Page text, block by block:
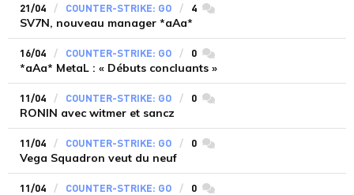
21/04 COUNTER-STRIKE: GO 4 commentaires
SV7N, nouveau manager *aAa*
16/04 COUNTER-STRIKE: GO 0 commentaires
*aAa* MetaL : « Débuts concluants »
11/04 COUNTER-STRIKE: GO 0 commentaires
RONIN avec witmer et sancz
11/04 COUNTER-STRIKE: GO 0 commentaires
Vega Squadron veut du neuf
11/04 COUNTER-STRIKE: GO 0 commentaires